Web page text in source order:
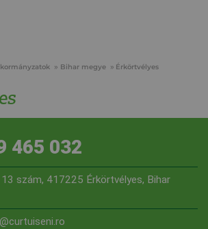
Bihar megye Érkörtvélyes
465 032
szám, 417225 Érkörtvélyes, Bihar